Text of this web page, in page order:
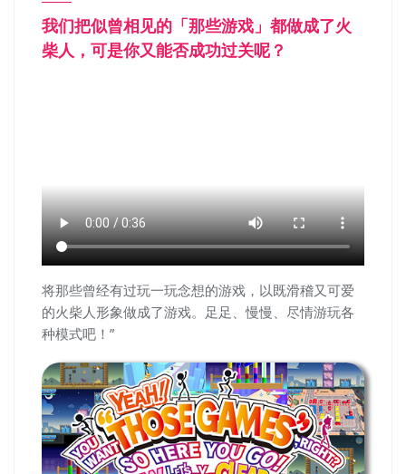
我们把似曾相见的「那些游戏」都做成了火
柴人，可是你又能否成功过关呢？
将那些曾经有过玩一玩念想的游戏，以既滑稽又可爱
的火柴人形象做成了游戏。足足、慢慢、尽情游玩各
种模式吧！”